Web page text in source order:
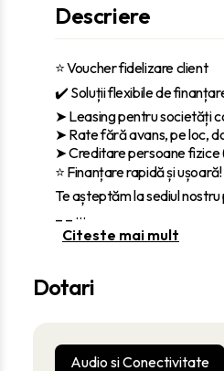
Descriere
⭐ Voucher fidelizare client
✔️ Soluții flexibile de
‎➤ Leasing pentru societăți
➤ Rate fără avans, pe loc,
➤ Creditare persoane fizice
⭐ Finanțare rapidă și ușoară!
Te așteptăm la sediul
...
Citeste mai mult
Dotari
Audio si Conectivitate